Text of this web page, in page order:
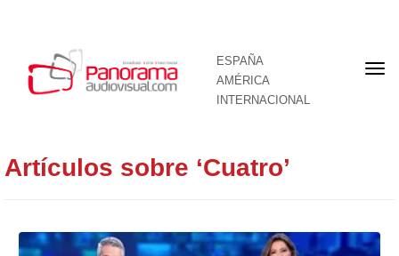
ESPAÑA
AMÉRICA
INTERNACIONAL
Artículos sobre ‘Cuatro’